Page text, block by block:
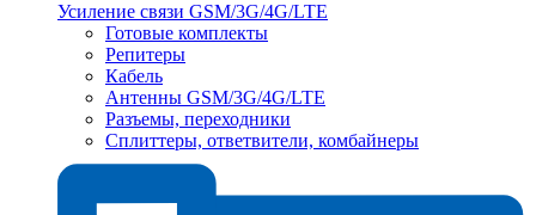
Усиление связи GSM/3G/4G/LTE
Готовые комплекты
Репитеры
Кабель
Антенны GSM/3G/4G/LTE
Разъемы, переходники
Сплиттеры, ответвители, комбайнеры